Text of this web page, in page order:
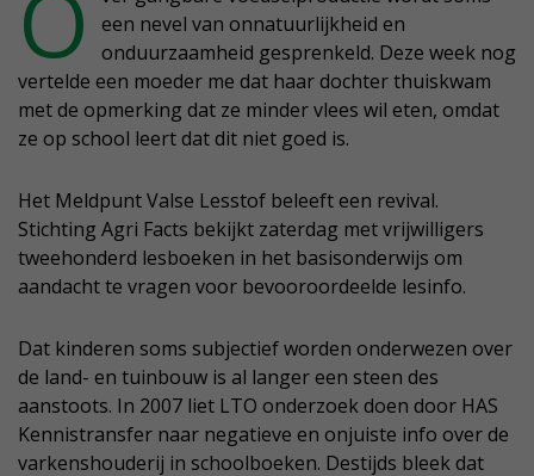
een nevel van onnatuurlijkheid en
onduurzaamheid gesprenkeld. Deze week nog
vertelde een moeder me dat haar dochter thuiskwam
met de opmerking dat ze minder vlees wil eten, omdat
ze op school leert dat dit niet goed is.
Het Meldpunt Valse Lesstof beleeft een revival.
Stichting Agri Facts bekijkt zaterdag met vrijwilligers
tweehonderd lesboeken in het basisonderwijs om
aandacht te vragen voor bevooroordeelde lesinfo.
Dat kinderen soms subjectief worden onderwezen over
de land- en tuinbouw is al langer een steen des
aanstoots. In 2007 liet LTO onderzoek doen door HAS
Kennistransfer naar negatieve en onjuiste info over de
varkenshouderij in schoolboeken. Destijds bleek dat